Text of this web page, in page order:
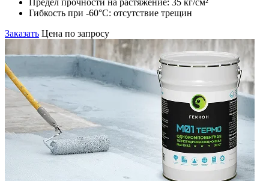
Предел прочности на растяжение: 35 кг/см²
Гибкость при -60°С: отсутствие трещин
Заказать Цена по запросу